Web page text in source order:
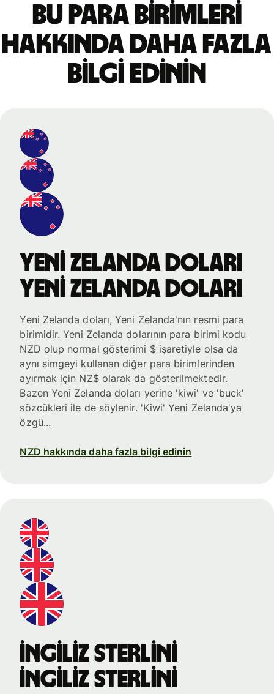
Bu para birimleri
hakkında daha fazla
bilgi edinin
Yeni Zelanda doları
Yeni Zelanda doları
Yeni Zelanda doları, Yeni Zelanda'nın resmi para
birimidir. Yeni Zelanda dolarının para birimi kodu
NZD olup normal gösterimi $ işaretiyle olsa da
aynı simgeyi kullanan diğer para birimlerinden
ayırmak için NZ$ olarak da gösterilmektedir.
Bazen Yeni Zelanda doları yerine 'kiwi' ve 'buck'
sözcükleri ile de söylenir. 'Kiwi' Yeni Zelanda'ya
özgü...
NZD hakkında daha fazla bilgi edinin
İngiliz sterlini
İngiliz sterlini